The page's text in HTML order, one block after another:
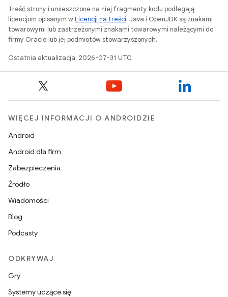
Treść strony i umieszczone na niej fragmenty kodu podlegają
licencjom opisanym wLicencji na treści. Java i OpenJDK są znakami
towarowymi lub zastrzeżonymi znakami towarowymi należącymi do
firmy Oracle lub jej podmiotów stowarzyszonych.
Ostatnia aktualizacja: 2026-07-31 UTC.
WIĘCEJ INFORMACJI O ANDROIDZIE
Android
Android dla firm
Zabezpieczenia
Źródło
Wiadomości
Blog
Podcasty
ODKRYWAJ
Gry
Systemy uczące się